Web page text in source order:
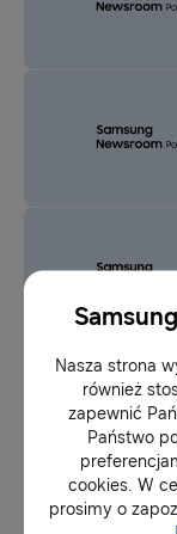
Nasza strona
również
zapewnić
Państwo
cookies. W
prosimy o